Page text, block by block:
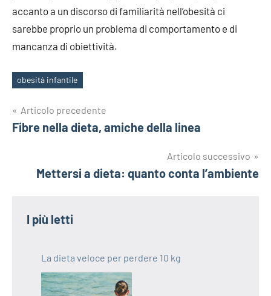
accanto a un discorso di familiarità nell’obesità ci
sarebbe proprio un problema di comportamento e di
mancanza di obiettività.
Tag
obesità infantile
Navigazione
articoli
Articolo precedente
Fibre nella dieta, amiche della linea
Articolo successivo
Mettersi a dieta: quanto conta l’ambiente
I più letti
La dieta veloce per perdere 10 kg